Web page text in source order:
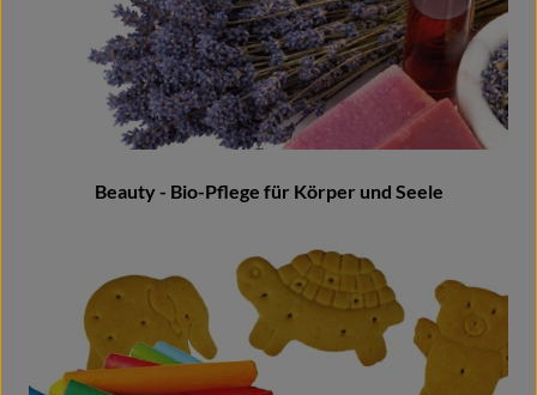
Beauty - Bio-Pflege für Körper und Seele